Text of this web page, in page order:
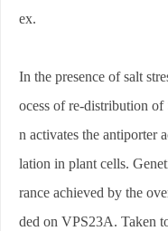
ex.
In the presence of salt
ocess of re-distribution of
n activates the antiporter
lation in plant cells.
rance achieved by the
ded on VPS23A. Taken